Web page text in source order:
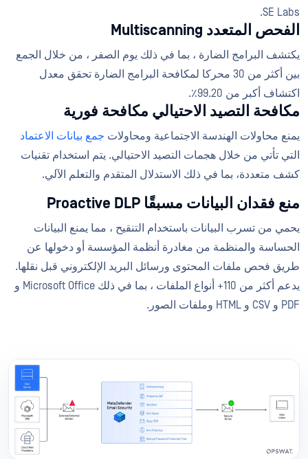
SE Labs.
الفحص المتعدد Multiscanning
يكتشف البرامج الضارة ، بما في ذلك يوم الصفر ، من خلال الجمع
بين أكثر من 30 محركا لمكافحة البرامج الضارة تحقق معدل
اكتشاف أكبر من 99.20٪.
مكافحة التصيد الاحتيالي مكافحة فورية
يمنع محاولات الهندسة الاجتماعية ومحاولات جمع بيانات الاعتماد
التي تأتي من خلال هجمات التصيد الاحتيالي. يتم استخدام تقنيات
كشف متعددة، بما في ذلك الاستدلال المتقدم والتعلم الآلي.
منع فقدان البيانات مسبقًا Proactive DLP
يحمي من تسرب البيانات باستخدام التنقيح ، مما يمنع البيانات
الحساسة والمنظمة من مغادرة أنظمة المؤسسة أو دخولها عن
طريق فحص ملفات المحتوى ورسائل البريد الإلكتروني قبل نقلها.
يدعم أكثر من 110+ أنواع الملفات ، بما في ذلك Microsoft Office و
PDF و CSV و HTML وملفات الصور.